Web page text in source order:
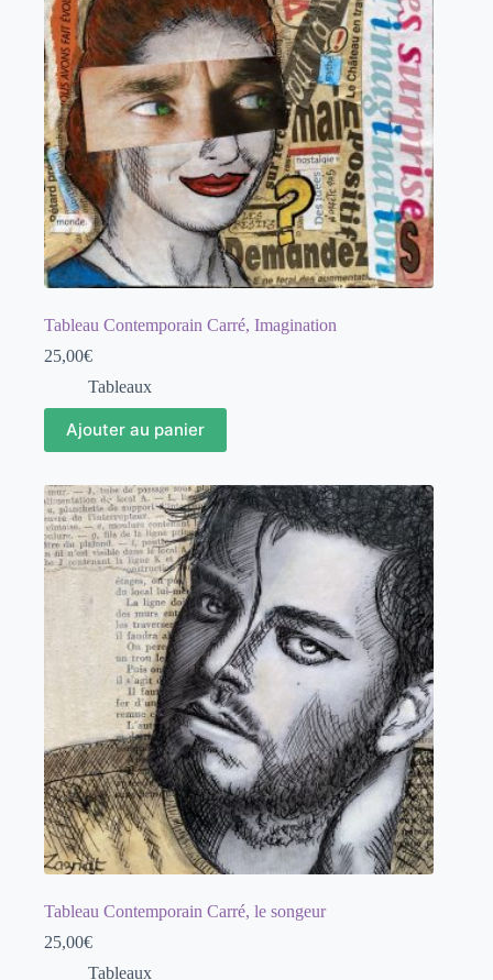
Tableau Contemporain Carré, Imagination
25,00€
Tableaux
Ajouter au panier
Tableau Contemporain Carré, le songeur
25,00€
Tableaux